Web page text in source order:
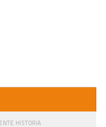
HISTORIA